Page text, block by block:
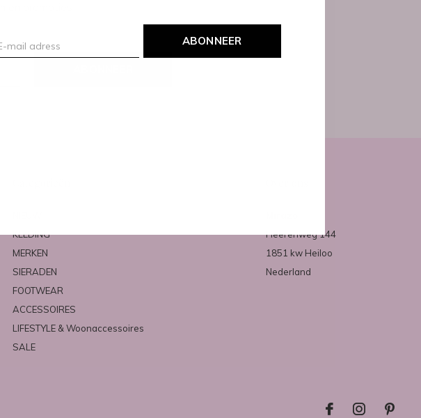
ABONNEER
en promoties
KLEDING
MERKEN
SIERADEN
FOOTWEAR
ACCESSOIRES
LIFESTYLE & Woonaccessoires
SALE
Heerenweg 144
1851 kw Heiloo
Nederland